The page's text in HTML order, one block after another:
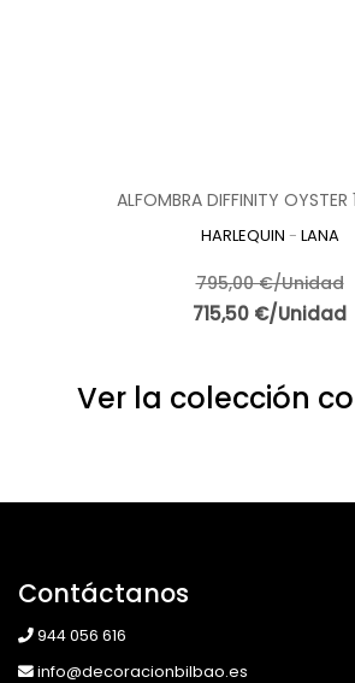
ALFOMBRA DIFFINITY
HARLEQUIN - LANA
795,00 €/Unidad
715,50 €/Unidad
Ver la colección
Contáctanos
944 056 616
info@decoracionbilbao.es